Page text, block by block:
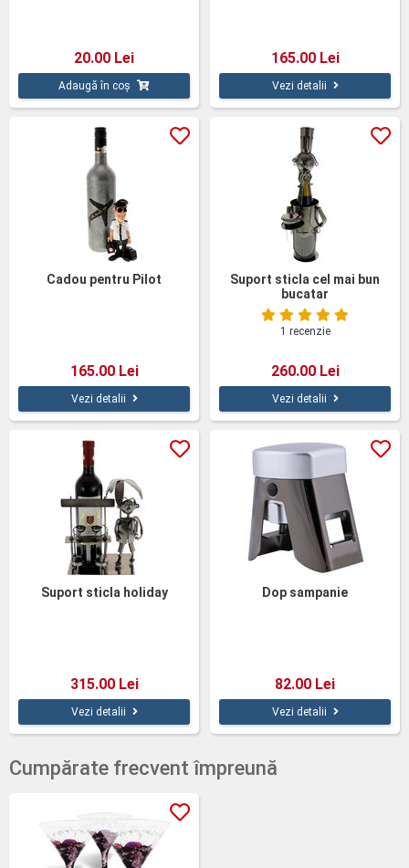
20.00 Lei
Adaugă în coș
165.00 Lei
Vezi detalii
Cadou pentru Pilot
165.00 Lei
Vezi detalii
Suport sticla cel mai bun
bucatar
1 recenzie
260.00 Lei
Vezi detalii
Suport sticla holiday
315.00 Lei
Vezi detalii
Dop sampanie
82.00 Lei
Vezi detalii
Cumpărate frecvent împreună